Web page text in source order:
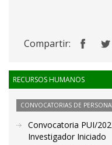
Compartir:
RECURSOS HUMANOS
CONVOCATORIAS DE
Convocatoria PUI/
Investigador Iniciado